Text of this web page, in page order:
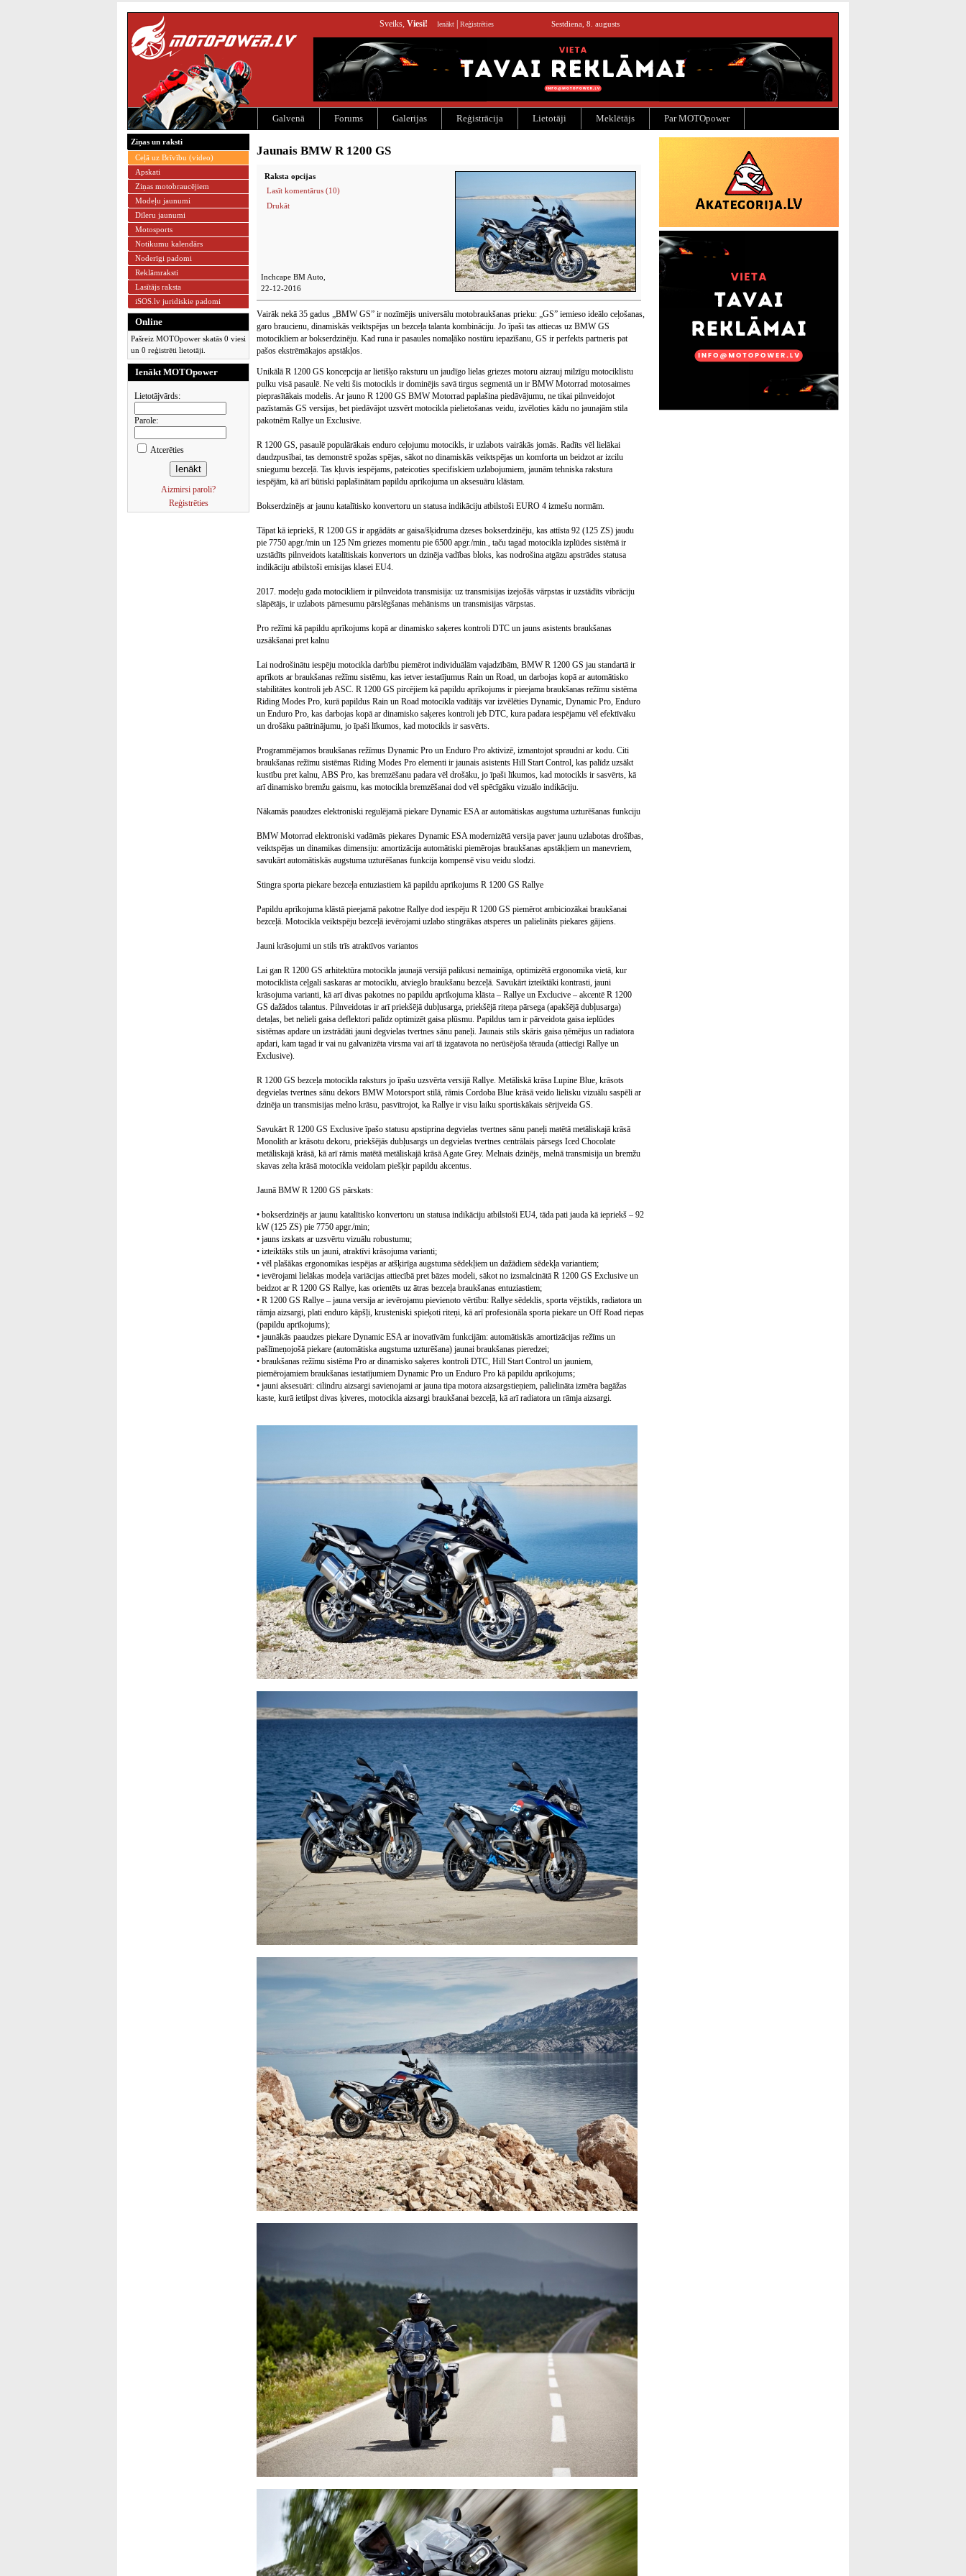
Sveiks, Viesi! Ienākt Reģistrēties Sestdiena, 8. augusts
Galvenā Forums Galerijas Reģistrācija Lietotāji Meklētājs Par MOTOpower
Ziņas un raksti
Ceļā uz Brīvību (video)
Apskati
Ziņas motobraucējiem
Modeļu jaunumi
Dīleru jaunumi
Motosports
Notikumu kalendārs
Noderīgi padomi
Reklāmraksti
Lasītājs raksta
iSOS.lv juridiskie padomi
Online
Pašreiz MOTOpower skatās 0 viesi
un 0 reģistrēti lietotāji.
Ienākt MOTOpower
Lietotājvārds:
Parole:
Atcerēties
Aizmirsi paroli?
Reģistrēties
Jaunais BMW R 1200 GS
Raksta opcijas
Lasīt komentārus (10)
Drukāt
Inchcape BM Auto,
22-12-2016
Vairāk nekā 35 gadus „BMW GS” ir nozīmējis universālu motobraukšanas prieku: „GS” iemieso ideālo ceļošanas,
garo braucienu, dinamiskās veiktspējas un bezceļa talanta kombināciju. Jo īpaši tas attiecas uz BMW GS
motocikliem ar bokserdzinēju. Kad runa ir pasaules nomaļāko nostūru iepazīšanu, GS ir perfekts partneris pat
pašos ekstrēmākajos apstākļos.
Unikālā R 1200 GS koncepcija ar lietišķo raksturu un jaudīgo lielas griezes motoru aizrauj milzīgu motociklistu
pulku visā pasaulē. Ne velti šis motocikls ir dominējis savā tirgus segmentā un ir BMW Motorrad motosaimes
pieprasītākais modelis. Ar jauno R 1200 GS BMW Motorrad paplašina piedāvājumu, ne tikai pilnveidojot
pazīstamās GS versijas, bet piedāvājot uzsvērt motocikla pielietošanas veidu, izvēloties kādu no jaunajām stila
pakotnēm Rallye un Exclusive.
R 1200 GS, pasaulē populārākais enduro ceļojumu motocikls, ir uzlabots vairākās jomās. Radīts vēl lielākai
daudzpusībai, tas demonstrē spožas spējas, sākot no dinamiskās veiktspējas un komforta un beidzot ar izcilu
sniegumu bezceļā. Tas kļuvis iespējams, pateicoties specifiskiem uzlabojumiem, jaunām tehniska rakstura
iespējām, kā arī būtiski paplašinātam papildu aprīkojuma un aksesuāru klāstam.
Bokserdzinējs ar jaunu katalītisko konvertoru un statusa indikāciju atbilstoši EURO 4 izmešu normām.
Tāpat kā iepriekš, R 1200 GS ir apgādāts ar gaisa/šķidruma dzeses bokserdzinēju, kas attīsta 92 (125 ZS) jaudu
pie 7750 apgr./min un 125 Nm griezes momentu pie 6500 apgr./min., taču tagad motocikla izplūdes sistēmā ir
uzstādīts pilnveidots katalītiskais konvertors un dzinēja vadības bloks, kas nodrošina atgāzu apstrādes statusa
indikāciju atbilstoši emisijas klasei EU4.
2017. modeļu gada motocikliem ir pilnveidota transmisija: uz transmisijas izejošās vārpstas ir uzstādīts vibrāciju
slāpētājs, ir uzlabots pārnesumu pārslēgšanas mehānisms un transmisijas vārpstas.
Pro režīmi kā papildu aprīkojums kopā ar dinamisko saķeres kontroli DTC un jauns asistents braukšanas
uzsākšanai pret kalnu
Lai nodrošinātu iespēju motocikla darbību piemērot individuālām vajadzībām, BMW R 1200 GS jau standartā ir
aprīkots ar braukšanas režīmu sistēmu, kas ietver iestatījumus Rain un Road, un darbojas kopā ar automātisko
stabilitātes kontroli jeb ASC. R 1200 GS pircējiem kā papildu aprīkojums ir pieejama braukšanas režīmu sistēma
Riding Modes Pro, kurā papildus Rain un Road motocikla vadītājs var izvēlēties Dynamic, Dynamic Pro, Enduro
un Enduro Pro, kas darbojas kopā ar dinamisko saķeres kontroli jeb DTC, kura padara iespējamu vēl efektīvāku
un drošāku paātrinājumu, jo īpaši līkumos, kad motocikls ir sasvērts.
Programmējamos braukšanas režīmus Dynamic Pro un Enduro Pro aktivizē, izmantojot spraudni ar kodu. Citi
braukšanas režīmu sistēmas Riding Modes Pro elementi ir jaunais asistents Hill Start Control, kas palīdz uzsākt
kustību pret kalnu, ABS Pro, kas bremzēšanu padara vēl drošāku, jo īpaši līkumos, kad motocikls ir sasvērts, kā
arī dinamisko bremžu gaismu, kas motocikla bremzēšanai dod vēl spēcīgāku vizuālo indikāciju.
Nākamās paaudzes elektroniski regulējamā piekare Dynamic ESA ar automātiskas augstuma uzturēšanas funkciju
BMW Motorrad elektroniski vadāmās piekares Dynamic ESA modernizētā versija paver jaunu uzlabotas drošības,
veiktspējas un dinamikas dimensiju: amortizācija automātiski piemērojas braukšanas apstākļiem un manevriem,
savukārt automātiskās augstuma uzturēšanas funkcija kompensē visu veidu slodzi.
Stingra sporta piekare bezceļa entuziastiem kā papildu aprīkojums R 1200 GS Rallye
Papildu aprīkojuma klāstā pieejamā pakotne Rallye dod iespēju R 1200 GS piemērot ambiciozākai braukšanai
bezceļā. Motocikla veiktspēju bezceļā ievērojami uzlabo stingrākas atsperes un palielināts piekares gājiens.
Jauni krāsojumi un stils trīs atraktīvos variantos
Lai gan R 1200 GS arhitektūra motocikla jaunajā versijā palikusi nemainīga, optimizētā ergonomika vietā, kur
motociklista ceļgali saskaras ar motociklu, atvieglo braukšanu bezceļā. Savukārt izteiktāki kontrasti, jauni
krāsojuma varianti, kā arī divas pakotnes no papildu aprīkojuma klāsta – Rallye un Exclucive – akcentē R 1200
GS dažādos talantus. Pilnveidotas ir arī priekšējā dubļusarga, priekšējā riteņa pārsega (apakšējā dubļusarga)
detaļas, bet nelieli gaisa deflektori palīdz optimizēt gaisa plūsmu. Papildus tam ir pārveidota gaisa ieplūdes
sistēmas apdare un izstrādāti jauni degvielas tvertnes sānu paneļi. Jaunais stils skāris gaisa ņēmējus un radiatora
apdari, kam tagad ir vai nu galvanizēta virsma vai arī tā izgatavota no nerūsējoša tērauda (attiecīgi Rallye un
Exclusive).
R 1200 GS bezceļa motocikla raksturs jo īpašu uzsvērta versijā Rallye. Metāliskā krāsa Lupine Blue, krāsots
degvielas tvertnes sānu dekors BMW Motorsport stilā, rāmis Cordoba Blue krāsā veido lielisku vizuālu saspēli ar
dzinēja un transmisijas melno krāsu, pasvītrojot, ka Rallye ir visu laiku sportiskākais sērijveida GS.
Savukārt R 1200 GS Exclusive īpašo statusu apstiprina degvielas tvertnes sānu paneļi matētā metāliskajā krāsā
Monolith ar krāsotu dekoru, priekšējās dubļusargs un degvielas tvertnes centrālais pārsegs Iced Chocolate
metāliskajā krāsā, kā arī rāmis matētā metāliskajā krāsā Agate Grey. Melnais dzinējs, melnā transmisija un bremžu
skavas zelta krāsā motocikla veidolam piešķir papildu akcentus.
Jaunā BMW R 1200 GS pārskats:
• bokserdzinējs ar jaunu katalītisko konvertoru un statusa indikāciju atbilstoši EU4, tāda pati jauda kā iepriekš – 92
kW (125 ZS) pie 7750 apgr./min;
• jauns izskats ar uzsvērtu vizuālu robustumu;
• izteiktāks stils un jauni, atraktīvi krāsojuma varianti;
• vēl plašākas ergonomikas iespējas ar atšķirīga augstuma sēdekļiem un dažādiem sēdekļa variantiem;
• ievērojami lielākas modeļa variācijas attiecībā pret bāzes modeli, sākot no izsmalcinātā R 1200 GS Exclusive un
beidzot ar R 1200 GS Rallye, kas orientēts uz ātras bezceļa braukšanas entuziastiem;
• R 1200 GS Rallye – jauna versija ar ievērojamu pievienoto vērtību: Rallye sēdeklis, sporta vējstikls, radiatora un
rāmja aizsargi, plati enduro kāpšļi, krusteniski spieķoti riteņi, kā arī profesionāla sporta piekare un Off Road riepas
(papildu aprīkojums);
• jaunākās paaudzes piekare Dynamic ESA ar inovatīvām funkcijām: automātiskās amortizācijas režīms un
pašlīmeņojošā piekare (automātiska augstuma uzturēšana) jaunai braukšanas pieredzei;
• braukšanas režīmu sistēma Pro ar dinamisko saķeres kontroli DTC, Hill Start Control un jauniem,
piemērojamiem braukšanas iestatījumiem Dynamic Pro un Enduro Pro kā papildu aprīkojums;
• jauni aksesuāri: cilindru aizsargi savienojami ar jauna tipa motora aizsargstieņiem, palielināta izmēra bagāžas
kaste, kurā ietilpst divas ķiveres, motocikla aizsargi braukšanai bezceļā, kā arī radiatora un rāmja aizsargi.